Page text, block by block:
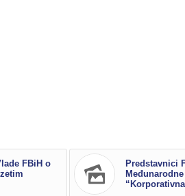
FBiH o
Predstavnici